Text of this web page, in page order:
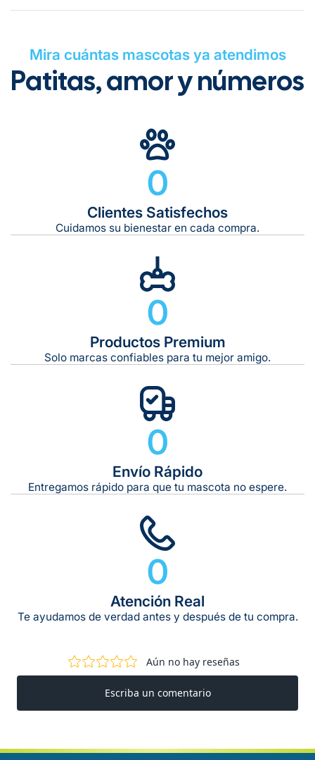
Gratuito en todos los pedidos
Tiempo de entrega estimado: 5 a 7 días hábiles
Gratis en compras de $599 o más
Mira cuántas mascotas ya atendimos
Patitas, amor y números
0
Clientes Satisfechos
Cuidamos su bienestar en cada compra.
0
Productos Premium
Solo marcas confiables para tu mejor amigo.
0
Envío Rápido
Entregamos rápido para que tu mascota no espere.
0
Atención Real
Te ayudamos de verdad antes y después de tu compra.